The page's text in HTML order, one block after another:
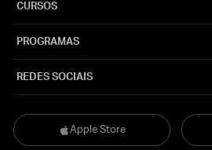
Apple Store
CURSOS
PROGRAMAS
REDES SOCIAIS